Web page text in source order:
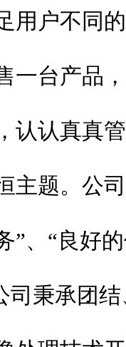
用户不同
一台产品
认认真真
主题。公
”、“良好
司秉承团结